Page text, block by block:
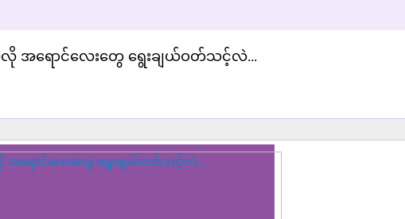
ရောင်လေးတွေ ရွေးချယ်ဝတ်သင့်လဲ...